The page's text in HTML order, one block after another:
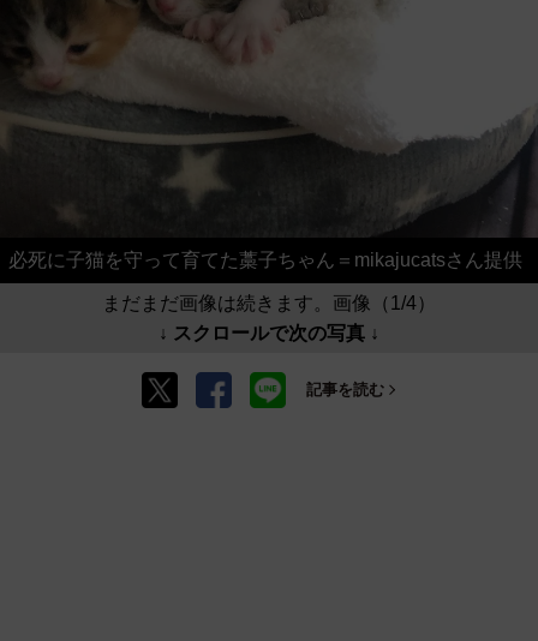
必死に子猫を守って育てた藁子ちゃん＝mikajucatsさん提供
まだまだ画像は続きます。画像（1/4）
↓ スクロールで次の写真 ↓
記事を読む